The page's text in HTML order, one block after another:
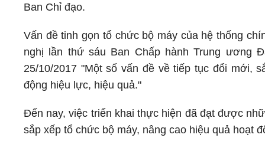
Ban Chỉ đạo.
Vấn đề tinh gọn tổ chức bộ máy của hệ thống
nghị lần thứ sáu Ban Chấp hành Trung ương
25/10/2017 "Một số vấn đề về tiếp tục đổi mới,
động hiệu lực, hiệu quả."
Đến nay, việc triển khai thực hiện đã đạt được
sắp xếp tổ chức bộ máy, nâng cao hiệu quả hoạt